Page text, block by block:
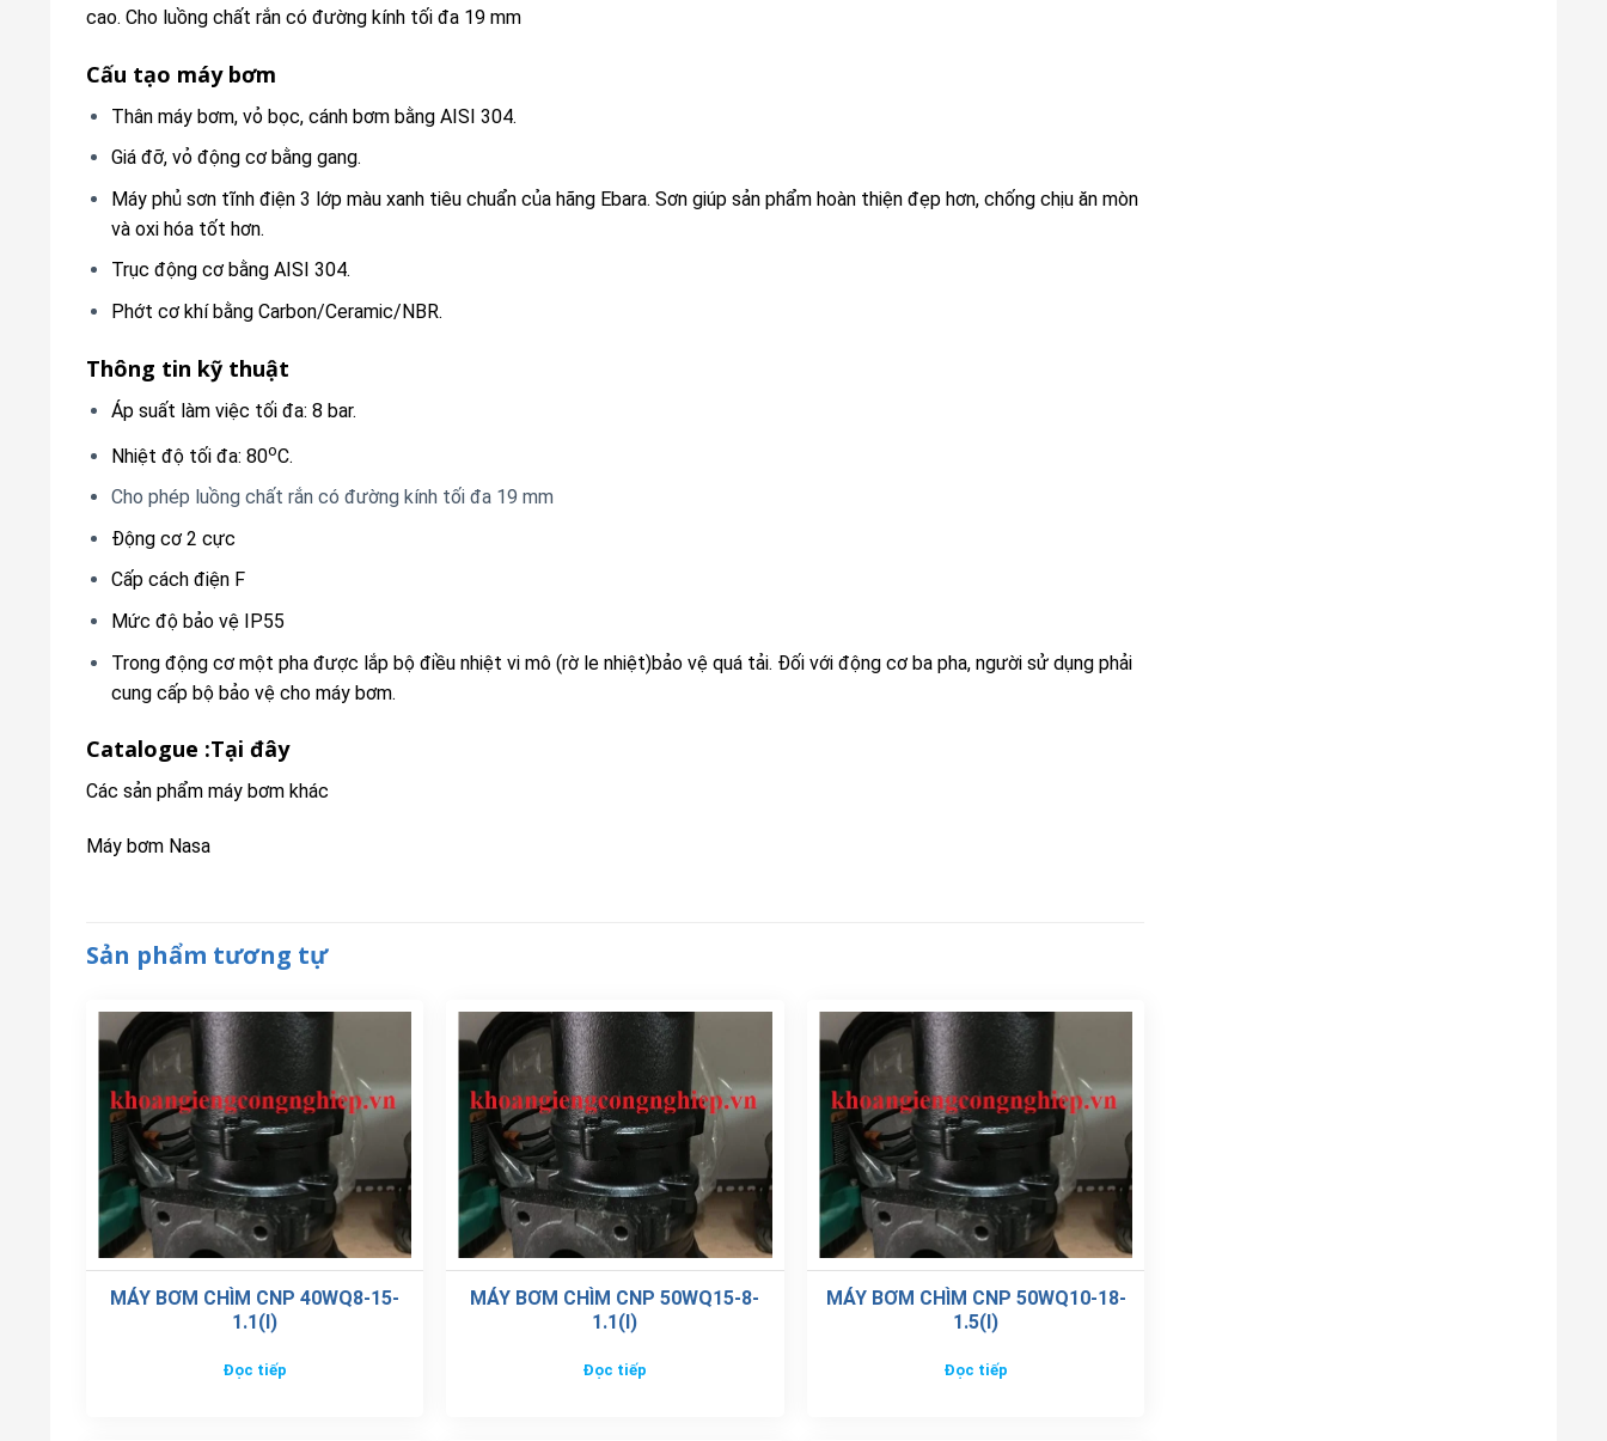
cao. Cho luồng chất rắn có đường kính tối đa 19 mm
Cấu tạo máy bơm
Thân máy bơm, vỏ bọc, cánh bơm bằng AISI 304.
Giá đỡ, vỏ động cơ bằng gang.
Máy phủ sơn tĩnh điện 3 lớp màu xanh tiêu chuẩn của hãng Ebara. Sơn giúp sản phẩm hoàn thiện đẹp hơn, chống chịu ăn mòn
và oxi hóa tốt hơn.
Trục động cơ bằng AISI 304.
Phớt cơ khí bằng Carbon/Ceramic/NBR.
Thông tin kỹ thuật
Áp suất làm việc tối đa: 8 bar.
Nhiệt độ tối đa: 80oC.
Cho phép luồng chất rắn có đường kính tối đa 19 mm
Động cơ 2 cực
Cấp cách điện F
Mức độ bảo vệ IP55
Trong động cơ một pha được lắp bộ điều nhiệt vi mô (rờ le nhiệt)bảo vệ quá tải. Đối với động cơ ba pha, người sử dụng phải
cung cấp bộ bảo vệ cho máy bơm.
Catalogue :Tại đây
Các sản phẩm máy bơm khác
Máy bơm Nasa
Sản phẩm tương tự
MÁY BƠM CHÌM CNP 40WQ8-15-
1.1(I)
Đọc tiếp
MÁY BƠM CHÌM CNP 50WQ15-8-
1.1(I)
Đọc tiếp
MÁY BƠM CHÌM CNP 50WQ10-18-
1.5(I)
Đọc tiếp